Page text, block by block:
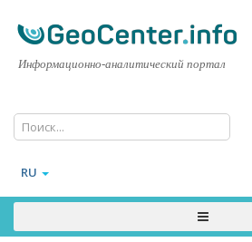
Информационно-аналитический портал
RU